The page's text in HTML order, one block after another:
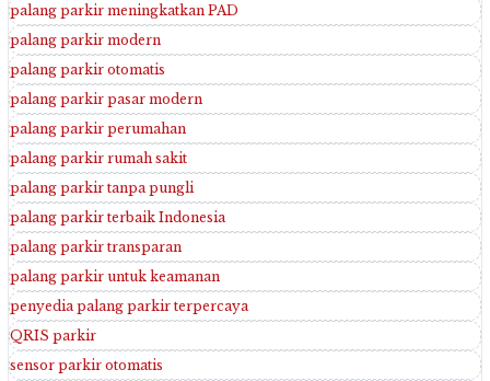
palang parkir meningkatkan PAD
palang parkir modern
palang parkir otomatis
palang parkir pasar modern
palang parkir perumahan
palang parkir rumah sakit
palang parkir tanpa pungli
palang parkir terbaik Indonesia
palang parkir transparan
palang parkir untuk keamanan
penyedia palang parkir terpercaya
QRIS parkir
sensor parkir otomatis